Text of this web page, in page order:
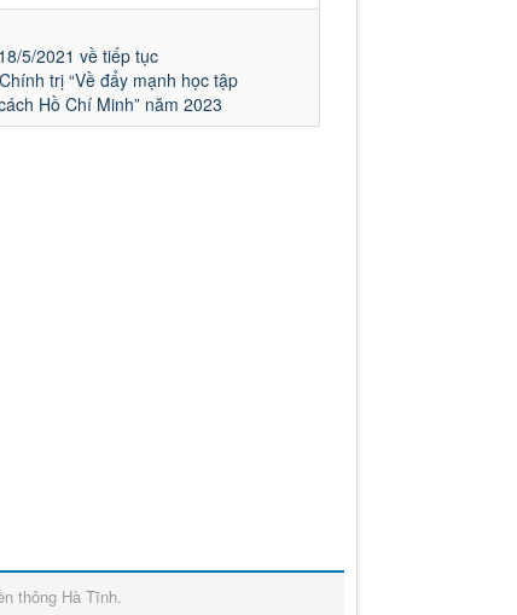
5/2021 về tiếp tục
trị “Về đẩy mạnh học tập
Hồ Chí Minh” năm 2023
thông Hà Tĩnh.